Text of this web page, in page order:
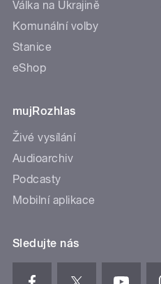
Válka na Ukrajině
Komunální volby
Stanice
eShop
mujRozhlas
Živé vysílání
Audioarchiv
Podcasty
Mobilní aplikace
Sledujte nás